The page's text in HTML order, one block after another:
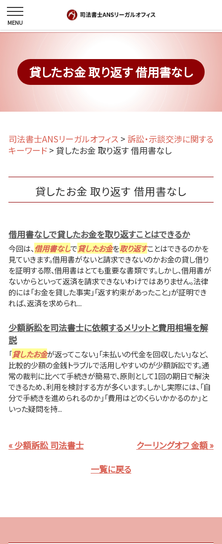
貸したお金 取り返す 借用書なし
司法書士ANSリーガルオフィス > 訴訟・示談交渉に関する
キーワード > 貸したお金 取り返す 借用書なし
貸したお金 取り返す 借用書なし
借用書なしで貸したお金を取り返すことはできるか
今回は、借用書なしで貸したお金を取り返すことはできるのかを
見ていきます。借用書がないと請求できないのかお金の貸し借り
を証明する際、借用書はとても重要な書類です。しかし、借用書が
ないからといって返済を請求できないわけではありません。法律
的には「お金を貸した事実」「返す約束があったこと」が証明でき
れば、返済を求められ...
少額訴訟を司法書士に依頼するメリットと費用相場を解
説
「貸したお金が返ってこない」「未払いの代金を回収したい」など、
比較的少額の金銭トラブルで活用しやすいのが少額訴訟です。通
常の裁判に比べて手続きが簡易で、原則として1回の期日で解決
できるため、利用を検討する方が多くいます。しかし実際には、「自
分で手続きを進められるのか」「費用はどのくらいかかるのか」と
いった疑問を持...
« 少額訴訟 司法書士
クーリングオフ 金額 »
一覧に戻る